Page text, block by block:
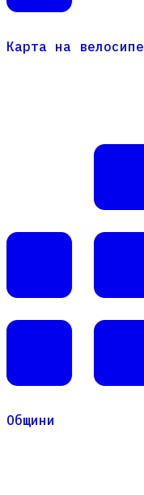
Карта на
Карта на
Общини